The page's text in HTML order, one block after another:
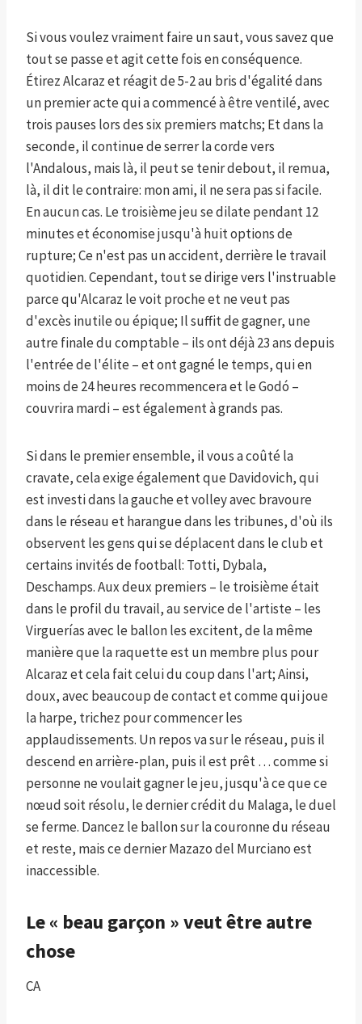
Si vous voulez vraiment faire un saut, vous savez que
tout se passe et agit cette fois en conséquence.
Étirez Alcaraz et réagit de 5-2 au bris d'égalité dans
un premier acte qui a commencé à être ventilé, avec
trois pauses lors des six premiers matchs; Et dans la
seconde, il continue de serrer la corde vers
l'Andalous, mais là, il peut se tenir debout, il remua,
là, il dit le contraire: mon ami, il ne sera pas si facile.
En aucun cas. Le troisième jeu se dilate pendant 12
minutes et économise jusqu'à huit options de
rupture; Ce n'est pas un accident, derrière le travail
quotidien. Cependant, tout se dirige vers l'instruable
parce qu'Alcaraz le voit proche et ne veut pas
d'excès inutile ou épique; Il suffit de gagner, une
autre finale du comptable – ils ont déjà 23 ans depuis
l'entrée de l'élite – et ont gagné le temps, qui en
moins de 24 heures recommencera et le Godó –
couvrira mardi – est également à grands pas.
Si dans le premier ensemble, il vous a coûté la
cravate, cela exige également que Davidovich, qui
est investi dans la gauche et volley avec bravoure
dans le réseau et harangue dans les tribunes, d'où ils
observent les gens qui se déplacent dans le club et
certains invités de football: Totti, Dybala,
Deschamps. Aux deux premiers – le troisième était
dans le profil du travail, au service de l'artiste – les
Virguerías avec le ballon les excitent, de la même
manière que la raquette est un membre plus pour
Alcaraz et cela fait celui du coup dans l'art; Ainsi,
doux, avec beaucoup de contact et comme qui joue
la harpe, trichez pour commencer les
applaudissements. Un repos va sur le réseau, puis il
descend en arrière-plan, puis il est prêt … comme si
personne ne voulait gagner le jeu, jusqu'à ce que ce
nœud soit résolu, le dernier crédit du Malaga, le duel
se ferme. Dancez le ballon sur la couronne du réseau
et reste, mais ce dernier Mazazo del Murciano est
inaccessible.
Le « beau garçon » veut être autre
chose
CA